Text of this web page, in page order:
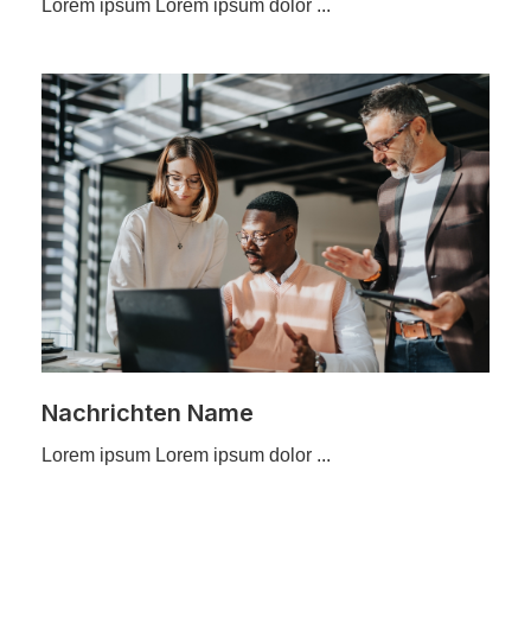
Lorem ipsum Lorem ipsum dolor ...
Nachrichten Name
Lorem ipsum Lorem ipsum dolor ...